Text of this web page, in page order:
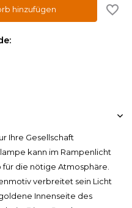
hinzufügen
Ihre Gesellschaft
kann im Rampenlicht
die nötige Atmosphäre.
verbreitet sein Licht
Innenseite des